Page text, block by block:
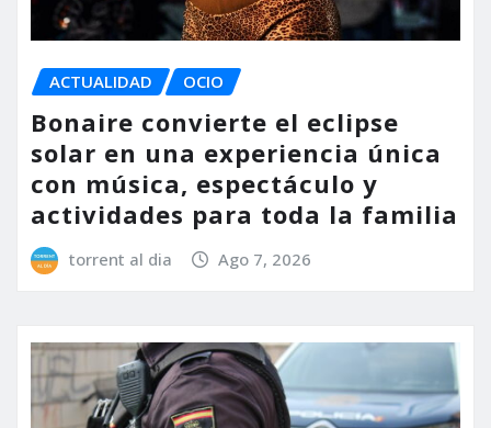
ACTUALIDAD OCIO
Bonaire convierte el eclipse
solar en una experiencia única
con música, espectáculo y
actividades para toda la familia
torrent al dia Ago 7, 2026